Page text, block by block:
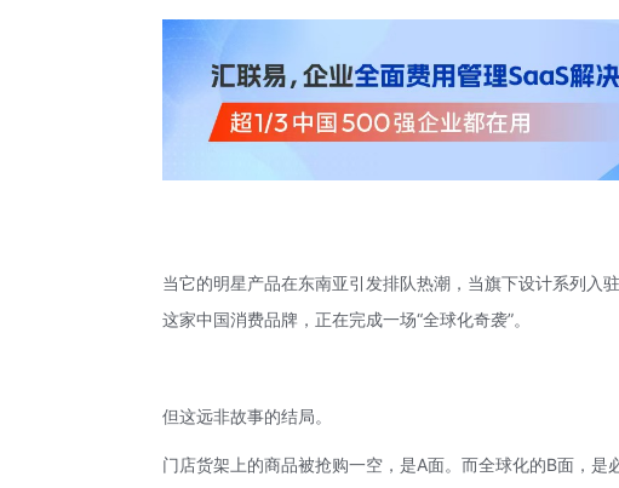
当它的明星产品在东南亚引发排队热潮，当旗下设计系列
这家中国消费品牌，正在完成一场“全球化奇袭”。
但这远非故事的结局。
门店货架上的商品被抢购一空，是A面。而全球化的B面，